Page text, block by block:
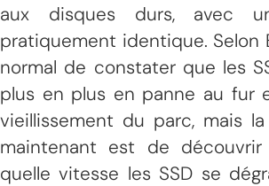
aux disques durs, avec
pratiquement identique. Selon
normal de constater que les
plus en plus en panne au fur
vieillissement du parc, mais
maintenant est de
quelle vitesse les SSD se